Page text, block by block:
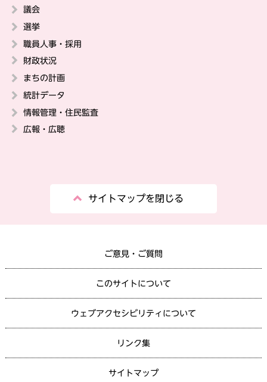
議会
選挙
職員人事・採用
財政状況
まちの計画
統計データ
情報管理・住民監査
広報・広聴
サイトマップを閉じる
ご意見・ご質問
このサイトについて
ウェブアクセシビリティについて
リンク集
サイトマップ